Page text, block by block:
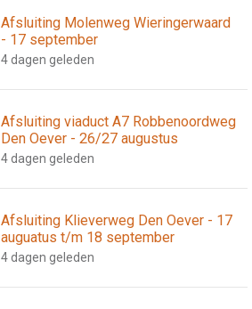
Afsluiting Molenweg Wieringerwaard
- 17 september
4 dagen geleden
Afsluiting viaduct A7 Robbenoordweg
Den Oever - 26/27 augustus
4 dagen geleden
Afsluiting Klieverweg Den Oever - 17
auguatus t/m 18 september
4 dagen geleden